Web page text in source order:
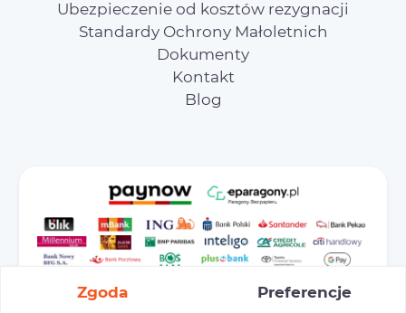
Ubezpieczenie od kosztów rezygnacji
Standardy Ochrony Małoletnich
Dokumenty
Kontakt
Blog
Zgoda Preferencje